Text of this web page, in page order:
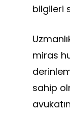
bilgileri
miras
sahip